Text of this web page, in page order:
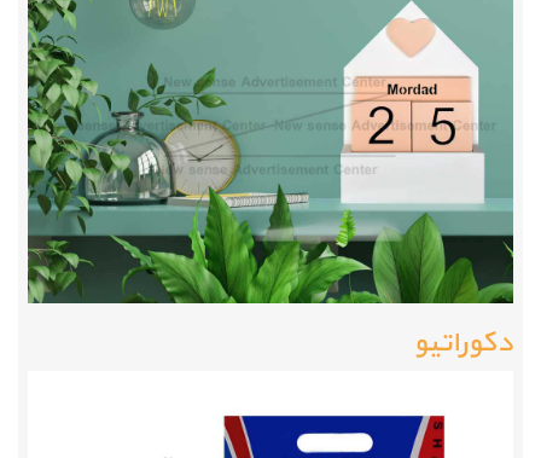
دکوراتیو